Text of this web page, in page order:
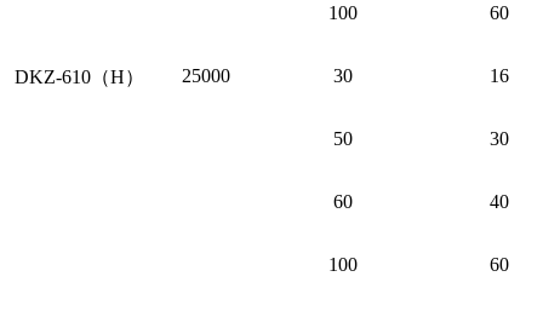
100 60
DKZ-610（H） 25000 30 16
50 30
60 40
100 60